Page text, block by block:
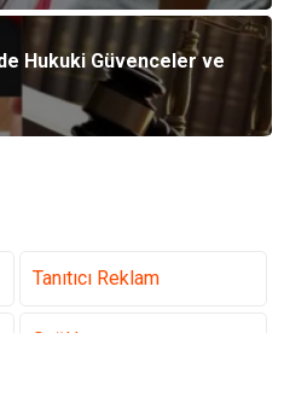
Hukuki Güvenceler ve
Tanıtıcı Reklam
Sağlık